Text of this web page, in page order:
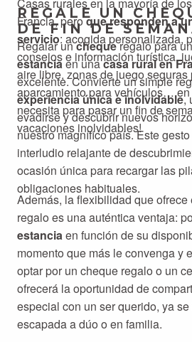
Francia, peroque responden a
servicio: acogida personalizada,
consejos e información turística,
aire libre, zonas de juego seguras
aparcamiento para vehículos… en
necesita para pasar un fin de
vacaciones inolvidables!
REGALE UN
DE FIN DE
Regalar unchequeregalo para
estanciaen unacasa rural en
excelente. Convierte un simple
experiencia única e inolvidable,
evadirse y descubrir nuevos
nuestro magnífico país. Este
interludio relajante de
ocasión única para recargar las
obligaciones habituales.
Además, la flexibilidad que
regalo es una auténtica ventaja:
estanciaen función de su
momento que más le convenga y
optar por un cheque regalo o un
ofrecerá la oportunidad de
especial con un ser querido, ya
escapada a dúo o en familia.